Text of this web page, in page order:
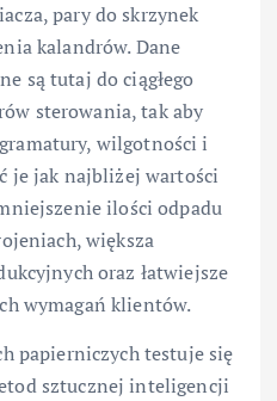
pary do skrzynek
kalandrów. Dane
są tutaj do ciągłego
sterowania, tak aby
wilgotności i
je jak najbliżej wartości
ilości odpadu
większa
oraz łatwiejsze
wymagań klientów.
papierniczych testuje się
sztucznej inteligencji